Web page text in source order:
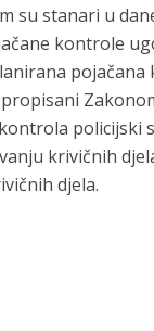
su stanari u
kontrole
policijski
krivičnih
djela.